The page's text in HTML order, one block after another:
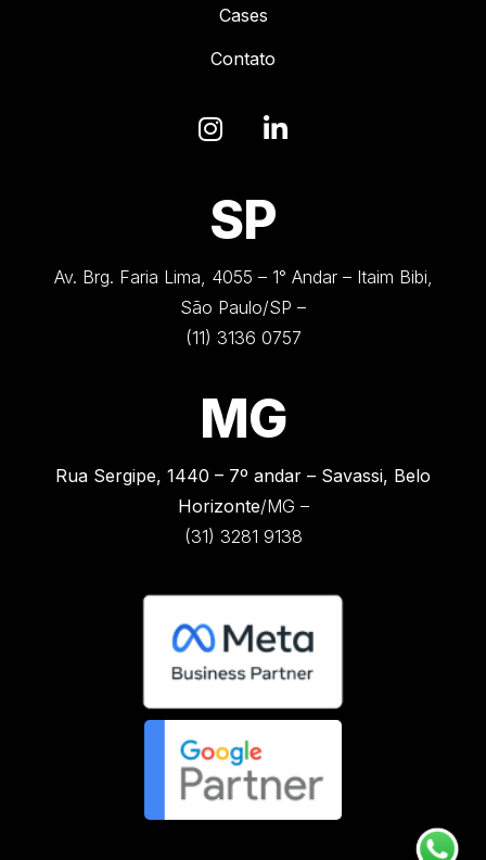
Cases
Contato
SP
Av. Brg. Faria Lima, 4055 – 1° Andar – Itaim Bibi,
São Paulo/SP –
(11) 3136 0757
MG
Rua Sergipe, 1440 – 7º andar – Savassi, Belo
Horizonte/MG –
(31) 3281 9138